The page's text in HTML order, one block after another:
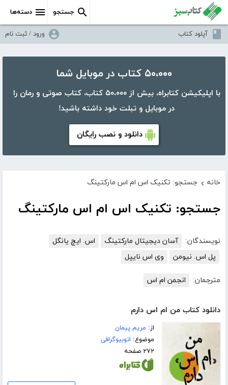
دسته‌ها جستجو
آپلود کتاب ورود / ثبت نام
۵۰،۰۰۰ کتاب در موبایل شما
با اپلیکیشن کتابراه، بیش از ۵۰،۰۰۰ کتاب، کتاب صوتی و رمان را
در موبایل و تبلت خود داشته باشید!
دانلود و نصب رایگان
خانه › جستجو: تکنیک اس ام اس مارکتینگ
جستجو: تکنیک اس ام اس مارکتینگ
نویسندگان: آسان دیجیتال مارکتینگ
اس. ایچ یانگل
پل اس. نیومن
وی اس نایپل
مترجمان: انجمن ام اس
دانلود کتاب من ام اس دارم
از: مریم پیمان
موضوع: اتوبیوگرافی
۲۷۲ صفحه